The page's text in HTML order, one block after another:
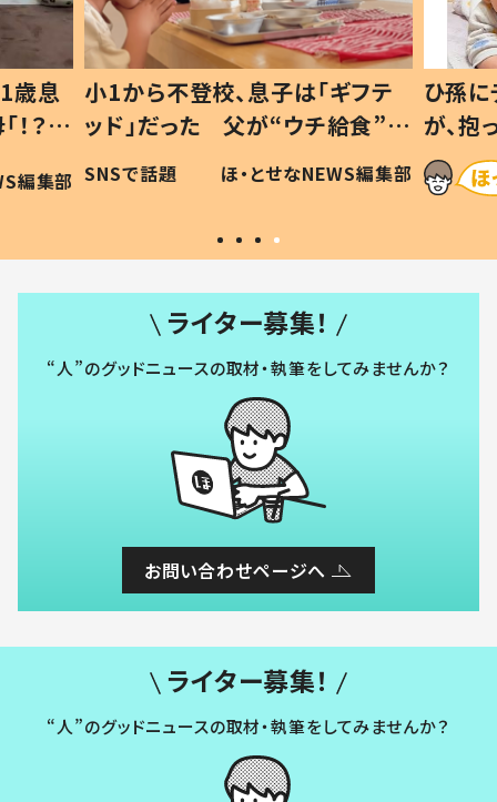
歳息
？」
編集部
小1から不登校、息子は「ギフテ
ッド」だった 父が“ウチ給食”を
作り続ける理由とは #令和の親
#令和の子
SNSで話題 ほ・とせなNEWS編集部
ひ孫
が、
「涙が
い」
ライター募集！
“人”のグッドニュースの取材・執筆をしてみませんか？
お問い合わせページへ
ライター募集！
“人”のグッドニュースの取材・執筆をしてみませんか？